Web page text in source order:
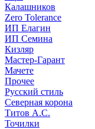
Калашников
Zero Tolerance
ИП Елагин
ИП Семина
Кизляр
Мастер-Гарант
Мачете
Прочее
Русский стиль
Северная корона
Титов А.С.
Точилки